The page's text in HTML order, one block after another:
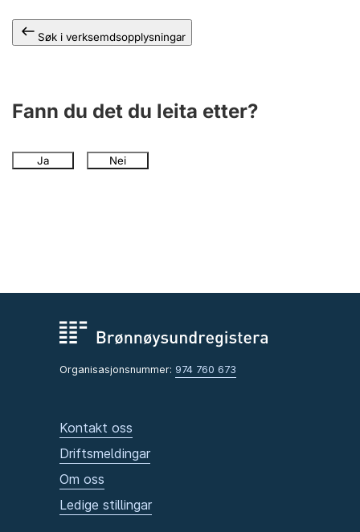
Søk i verksemdsopplysningar
Fann du det du leita etter?
Ja Nei
Organisasjonsnummer: 974 760 673
Kontakt oss
Driftsmeldingar
Om oss
Ledige stillingar